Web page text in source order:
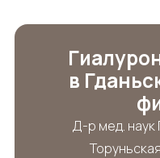
в
Д-р мед. наук